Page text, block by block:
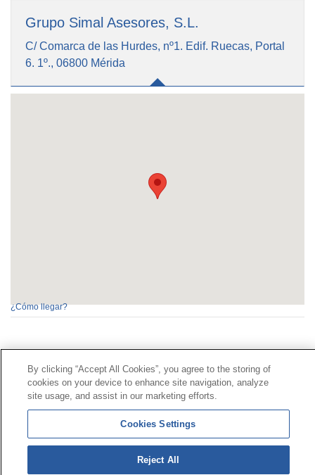
Grupo Simal Asesores, S.L.
C/ Comarca de las Hurdes, nº1. Edif. Ruecas, Portal
6. 1º., 06800 Mérida
¿Cómo llegar?
Línea Universal 900 203 203|Zona Privada Comisión de
Prestaciones Especiales|Zona Privada Proveedor
© Mutua Universal 2026 | Mapa del sitio | Aviso legal
Política de Protección de Datos
By clicking “Accept All Cookies”, you agree to the storing of
cookies on your device to enhance site navigation, analyze
site usage, and assist in our marketing efforts.
Cookies Settings
Reject All